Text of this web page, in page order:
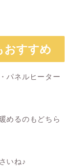
おすすめ
パネルヒーター
めるのもどちら
いね♪